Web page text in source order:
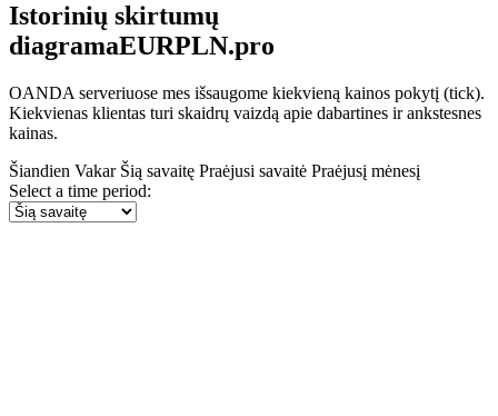
Istorinių skirtumų
diagramaEURPLN.pro
OANDA serveriuose mes išsaugome kiekvieną kainos pokytį (tick).
Kiekvienas klientas turi skaidrų vaizdą apie dabartines ir ankstesnes
kainas.
Šiandien Vakar Šią savaitę Praėjusi savaitė Praėjusį mėnesį
Select a time period: